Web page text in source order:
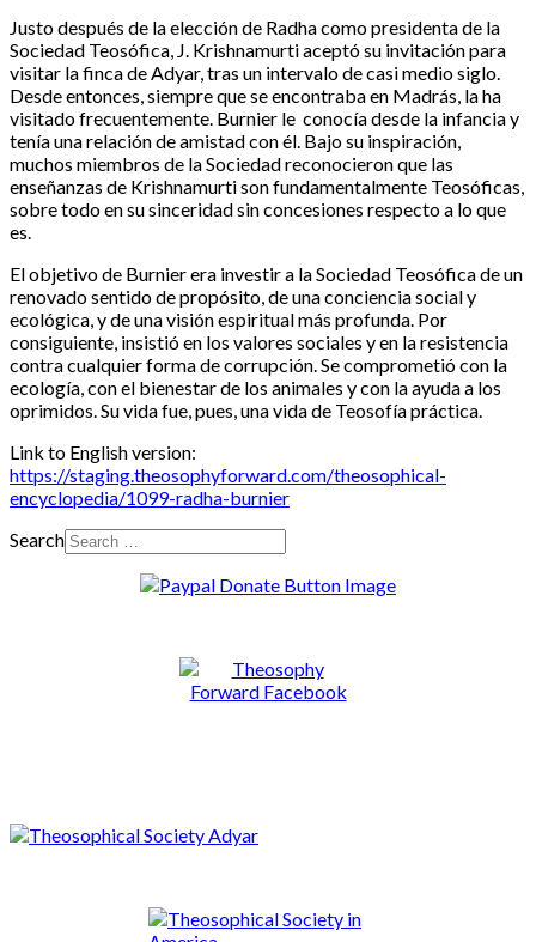
Justo después de la elección de Radha como presidenta de la
Sociedad Teosófica, J. Krishnamurti aceptó su invitación para
visitar la finca de Adyar, tras un intervalo de casi medio siglo.
Desde entonces, siempre que se encontraba en Madrás, la ha
visitado frecuentemente. Burnier le conocía desde la infancia y
tenía una relación de amistad con él. Bajo su inspiración,
muchos miembros de la Sociedad reconocieron que las
enseñanzas de Krishnamurti son fundamentalmente Teosóficas,
sobre todo en su sinceridad sin concesiones respecto a lo que
es.
El objetivo de Burnier era investir a la Sociedad Teosófica de un
renovado sentido de propósito, de una conciencia social y
ecológica, y de una visión espiritual más profunda. Por
consiguiente, insistió en los valores sociales y en la resistencia
contra cualquier forma de corrupción. Se comprometió con la
ecología, con el bienestar de los animales y con la ayuda a los
oprimidos. Su vida fue, pues, una vida de Teosofía práctica.
Link to English version:
https://staging.theosophyforward.com/theosophical-
encyclopedia/1099-radha-burnier
Search